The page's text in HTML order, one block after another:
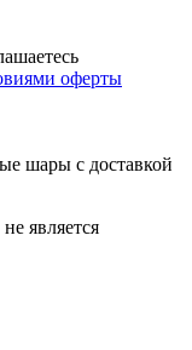
оферты
шары с доставкой
является